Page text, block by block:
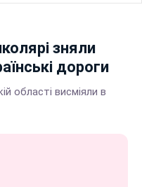
зняли
дороги
області висміяли в